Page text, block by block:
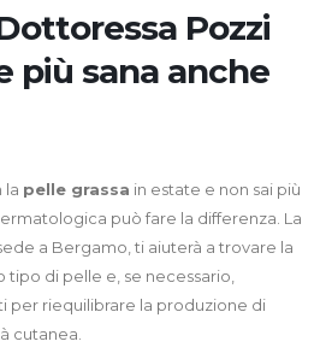
Pozzi
più sana anche
la pelle grassa in estate e non sai più
può fare la differenza. La
sede a Bergamo, ti aiuterà a trovare la
tipo di pelle e, se necessario,
per riequilibrare la produzione di
cutanea.